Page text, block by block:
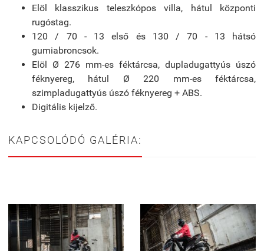
Elöl klasszikus teleszkópos villa, hátul központi
rugóstag.
120 / 70 - 13 első és 130 / 70 - 13 hátsó
gumiabroncsok.
Elöl Ø 276 mm-es féktárcsa, dupladugattyús úszó
féknyereg, hátul Ø 220 mm-es féktárcsa,
szimpladugattyús úszó féknyereg + ABS.
Digitális kijelző.
KAPCSOLÓDÓ GALÉRIA: